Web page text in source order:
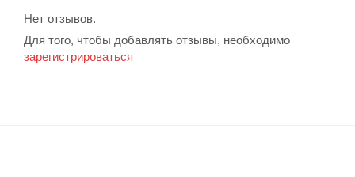
Нет отзывов.
Для того, чтобы добавлять отзывы, необходимо
зарегистрироваться